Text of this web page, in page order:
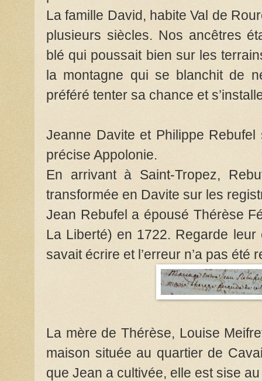
La famille David, habite Val de
plusieurs siècles. Nos ancêtres
blé qui poussait bien sur les
la montagne qui se blanchit de
préféré tenter sa chance et
Jeanne Davite et Philippe
précise Appolonie.
En arrivant à Saint-Tropez,
transformée en Davite sur les
Jean Rebufel a épousé Thérèse
La Liberté) en 1722. Regarde
savait écrire et l’erreur n’a pas été
La mère de Thérèse, Louise
maison située au quartier de
que Jean a cultivée, elle est sise